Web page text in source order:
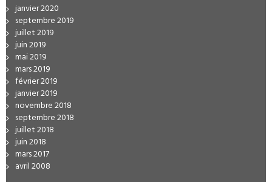
janvier 2020
septembre 2019
juillet 2019
juin 2019
mai 2019
mars 2019
février 2019
janvier 2019
novembre 2018
septembre 2018
juillet 2018
juin 2018
mars 2017
avril 2008